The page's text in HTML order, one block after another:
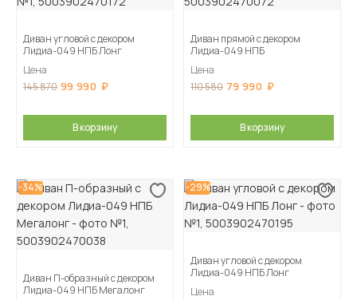
Диван угловой с декором
Лидиа-049 НПБ Лонг
Цена
145 870 99 990
В корзину
Диван прямой с декором
Лидиа-049 НПБ
Цена
110 580 79 990
В корзину
-34%
Диван П-образный с декором
Лидиа-049 НПБ Мегалонг
-29%
Диван угловой с декором
Лидиа-049 НПБ Лонг
Цена